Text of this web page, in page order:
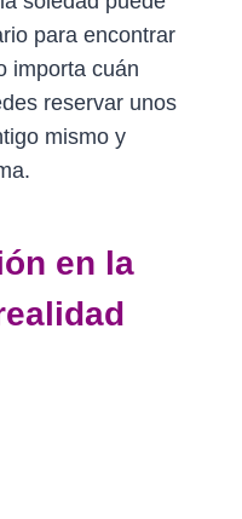
para encontrar
importa cuán
reservar unos
mismo y
en la